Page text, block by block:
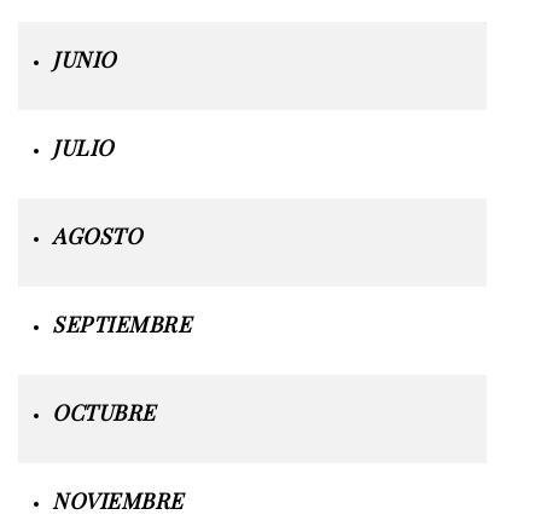
JUNIO
JULIO
AGOSTO
SEPTIEMBRE
OCTUBRE
NOVIEMBRE